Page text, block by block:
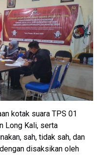
kotak suara TPS 01
Long Kali, serta
sah, tidak sah, dan
disaksikan oleh